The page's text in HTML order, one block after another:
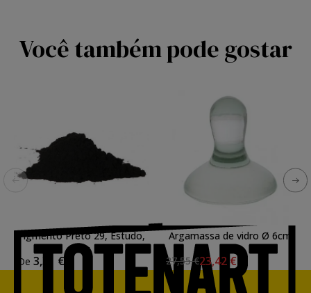
Você também pode gostar
Pigmento Preto 29, Estudo,
1 kg.
De 3,31 €
Argamassa de vidro Ø 6cm
27,55 €23,42 €